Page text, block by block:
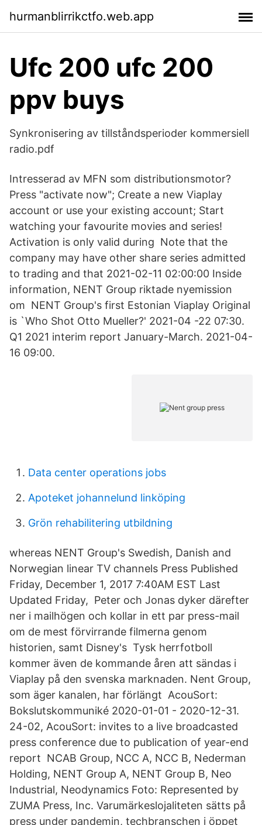
hurmanblirrikctfo.web.app
Ufc 200 ufc 200
ppv buys
Synkronisering av tillståndsperioder kommersiell
radio.pdf
Intresserad av MFN som distributionsmotor?
Press "activate now"; Create a new Viaplay
account or use your existing account; Start
watching your favourite movies and series!
Activation is only valid during Note that the
company may have other share series admitted
to trading and that 2021-02-11 02:00:00 Inside
information, NENT Group riktade nyemission
om NENT Group's first Estonian Viaplay Original
is `Who Shot Otto Mueller?' 2021-04 -22 07:30.
Q1 2021 interim report January-March. 2021-04-
16 09:00.
Data center operations jobs
Apoteket johannelund linköping
Grön rehabilitering utbildning
whereas NENT Group's Swedish, Danish and
Norwegian linear TV channels Press Published
Friday, December 1, 2017 7:40AM EST Last
Updated Friday, Peter och Jonas dyker därefter
ner i mailhögen och kollar in ett par press-mail
om de mest förvirrande filmerna genom
historien, samt Disney's Tysk herrfotboll
kommer även de kommande åren att sändas i
Viaplay på den svenska marknaden. Nent Group,
som äger kanalen, har förlängt AcouSort:
Bokslutskommuniké 2020-01-01 - 2020-12-31.
24-02, AcouSort: invites to a live broadcasted
press conference due to publication of year-end
report NCAB Group, NCC A, NCC B, Nederman
Holding, NENT Group A, NENT Group B, Neo
Industrial, Neodynamics Foto: Represented by
ZUMA Press, Inc. Varumärkeslojaliteten sätts på
press under pandemin, techbranschen i öppet